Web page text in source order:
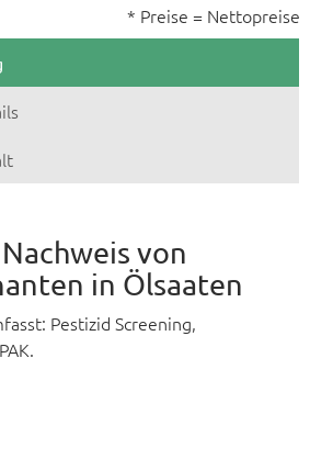
* Preise = Nettopreise
von
in Ölsaaten
Pestizid Screening,